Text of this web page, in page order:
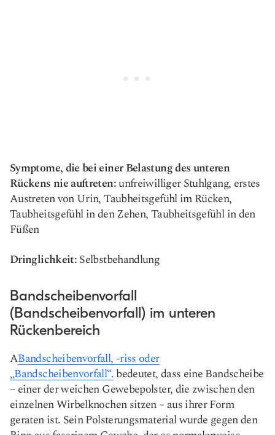
Symptome, die bei einer Belastung des unteren
Rückens nie auftreten:unfreiwilliger Stuhlgang, erstes
Austreten von Urin, Taubheitsgefühl im Rücken,
Taubheitsgefühl in den Zehen, Taubheitsgefühl in den
Füßen
Dringlichkeit:Selbstbehandlung
Bandscheibenvorfall
(Bandscheibenvorfall) im unteren
Rückenbereich
ABandscheibenvorfall, -riss oder
„Bandscheibenvorfall“.bedeutet, dass eine Bandscheibe
– einer der weichen Gewebepolster, die zwischen den
einzelnen Wirbelknochen sitzen – aus ihrer Form
geraten ist. Sein Polsterungsmaterial wurde gegen den